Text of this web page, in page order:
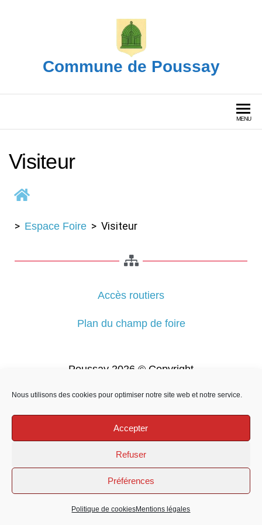
Nous utilisons des cookies pour optimiser notre site web et notre service.
Accepter
Refuser
Préférences
Politique de cookiesMentions légales
Commune de Poussay
MENU
Visiteur
> Espace Foire > Visiteur
Accès routiers
Plan du champ de foire
Poussay 2026 © Copyright